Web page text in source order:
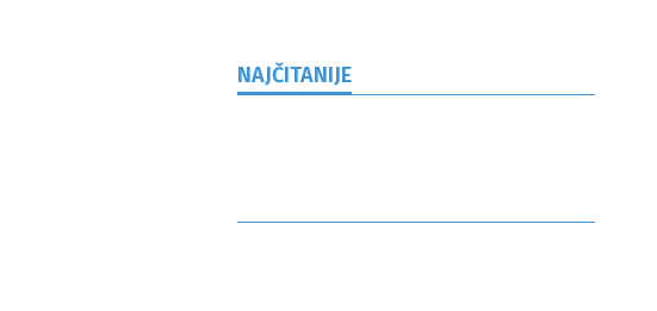
NAJČITANIJE